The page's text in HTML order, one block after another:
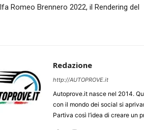
Romeo Brennero 2022, il Rendering del
Redazione
http://AUTOPROVE.it
Autoprove.it nasce nel 2014.
con il mondo dei social si
Partiva così l’idea di creare un